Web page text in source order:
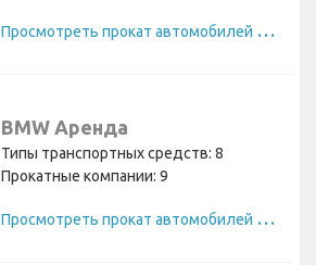
П
росмотреть прокат автомобилей Opel
BMW Аренда
Типы транспортных средств: 8
Прокатные компании: 9
П
росмотреть прокат автомобилей BMW